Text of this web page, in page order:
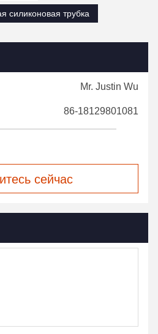
силиконовая трубка
Mr. Justin Wu
86-18129801081
сейчас